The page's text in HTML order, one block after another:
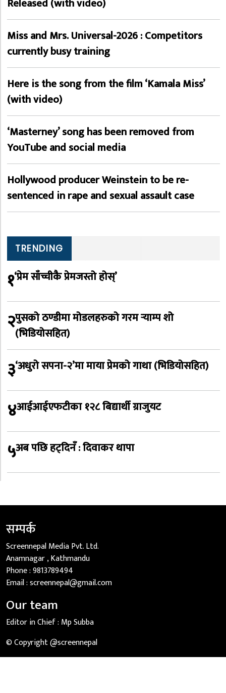
Miss and Mrs. Universal-2026 : Competitors
currently busy training
Here is the song from the film ‘Kamala Miss’
(with video)
‘Masterney’ song has been removed from
YouTube and social media
Hollywood producer Weinstein to be re-
sentenced in rape and sexual assault case
TRENDING
१‘प्रेम साँच्चीकै प्रेमजस्तो होस्’
२पुसको ठण्डीमा मोडलहरुको गरम र्‍याम्प शो
(भिडियोसहित)
३‘अधुरो सपना-२’मा माया प्रेमको गाथा (भिडियोसहित)
४आईआईएफटीका १२८ बिद्यार्थी ग्राजुयट
५अब पछि हट्दिनँ : दिवाकर थापा
सम्पर्क
Screennepal Media Pvt. Ltd.
Anamnagar , Kathmandu
Phone :9813789494
Email :screennepal@gmail.com
Our team
Editor in Chief : Mp Subba
© Copyright @screennepal